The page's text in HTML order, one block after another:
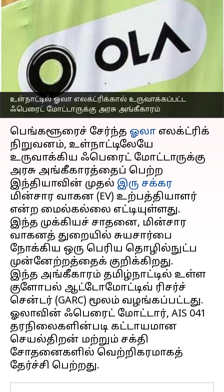
உள்நாட்டில் ஓலா எலக்ட்ரிக்கால் உருவாக்கப்பட்ட
ஃபெரைட் மோட்டாருக்கு அரசு அங்கீகாரம்
ஓலா எலக்ட்ரிக் சாதனை:
உள்நாட்டில்
உருவாக்கப்பட்ட ஃபெரைட்
மோட்டாருக்கு அரசு
அங்கீகாரம்
எழுதியவர் Sekar Chinnappan Oct 06, 2025 07:25 pm
செய்தி முன்னோட்டம்
பெங்களூரைச் சேர்ந்த ஓலா எலக்ட்ரிக்
நிறுவனம், உள்நாட்டிலேயே
உருவாக்கிய ஃபெரைட் மோட்டாருக்கு
அரசு அங்கீகாரத்தைப் பெற்ற
இந்தியாவின் முதல் இரு சக்கர
மின்சார வாகன (EV) உற்பத்தியாளர்
என்ற மைல்கல்லை எட்டியுள்ளது.
இந்த முக்கியச் சாதனை, மின்சார
வாகனத் துறையில் சுயசார்பை
நோக்கிய ஒரு பெரிய தொழில்நுட்ப
முன்னேற்றத்தைக் குறிக்கிறது.
இந்த அங்கீகாரம் தமிழ்நாட்டில் உள்ள
குளோபல் ஆட்டோமோட்டிவ் ரிசர்ச்
சென்டர் (GARC) மூலம் வழங்கப்பட்டது.
ஓலாவின் ஃபெரைட் மோட்டார், AIS 041
தரநிலைகளின்படி கட்டாயமான
செயல்திறன் மற்றும் சக்தி
சோதனைகளில் வெற்றிகரமாகத்